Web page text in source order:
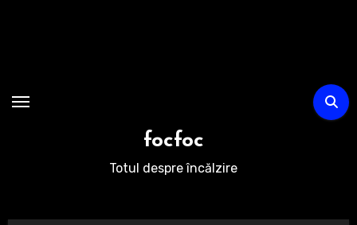
focfoc
Totul despre încălzire